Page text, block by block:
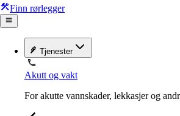
Finn rørlegger
Tjenester
Akutt og vakt
For akutte vannskader, lekkasjer og